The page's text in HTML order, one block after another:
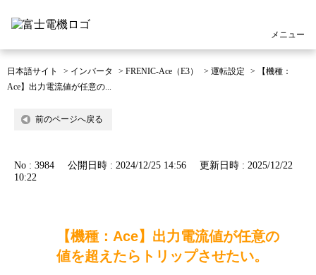
メニュー
日本語サイト > インバータ > FRENIC-Ace（E3） > 運転設定 >
【機種：
Ace】出力電流値が任意の...
前のページへ戻る
No : 3984 公開日時 : 2024/12/25 14:56
更新日時 : 2025/12/22
10:22
【機種：Ace】出力電流値が任意の
値を超えたらトリップさせたい。